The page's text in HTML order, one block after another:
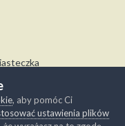
, aby pomóc Ci
ustawienia plików